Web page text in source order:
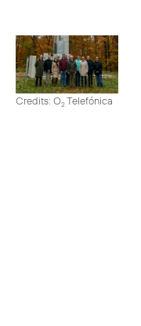
Credits: O2Telefónica